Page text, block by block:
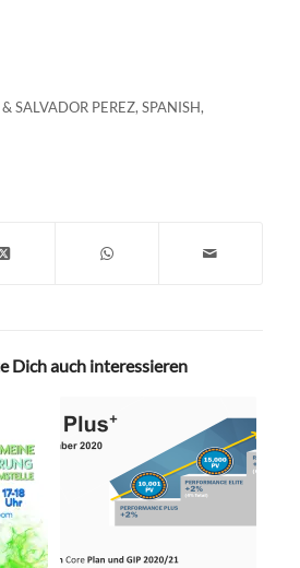
SALVADOR PEREZ, SPANISH,
Dich auch interessieren